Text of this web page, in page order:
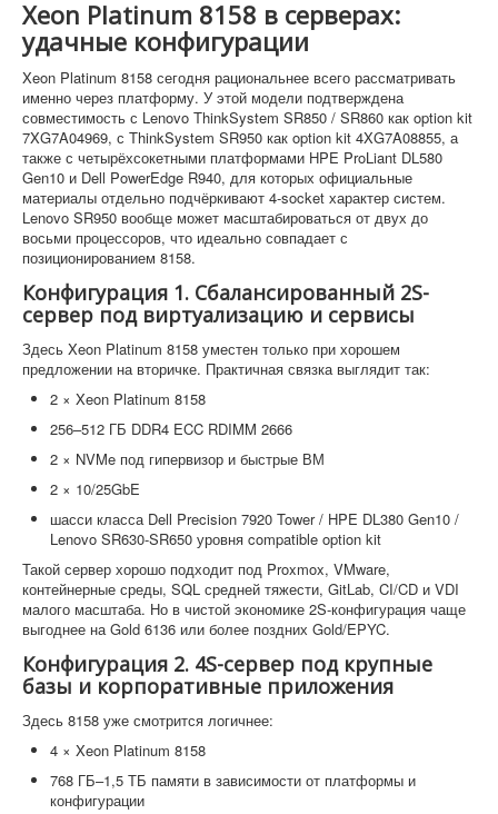
Xeon Platinum 8158 в серверах:
удачные конфигурации
Xeon Platinum 8158 сегодня рациональнее всего рассматривать
именно через платформу. У этой модели подтверждена
совместимость с Lenovo ThinkSystem SR850 / SR860 как option kit
7XG7A04969, с ThinkSystem SR950 как option kit 4XG7A08855, а
также с четырёхсокетными платформами HPE ProLiant DL580
Gen10 и Dell PowerEdge R940, для которых официальные
материалы отдельно подчёркивают 4-socket характер систем.
Lenovo SR950 вообще может масштабироваться от двух до
восьми процессоров, что идеально совпадает с
позиционированием 8158.
Конфигурация 1. Сбалансированный 2S-
сервер под виртуализацию и сервисы
Здесь Xeon Platinum 8158 уместен только при хорошем
предложении на вторичке. Практичная связка выглядит так:
2 × Xeon Platinum 8158
256–512 ГБ DDR4 ECC RDIMM 2666
2 × NVMe под гипервизор и быстрые ВМ
2 × 10/25GbE
шасси класса Dell Precision 7920 Tower / HPE DL380 Gen10 /
Lenovo SR630-SR650 уровня compatible option kit
Такой сервер хорошо подходит под Proxmox, VMware,
контейнерные среды, SQL средней тяжести, GitLab, CI/CD и VDI
малого масштаба. Но в чистой экономике 2S-конфигурация чаще
выгоднее на Gold 6136 или более поздних Gold/EPYC.
Конфигурация 2. 4S-сервер под крупные
базы и корпоративные приложения
Здесь 8158 уже смотрится логичнее:
4 × Xeon Platinum 8158
768 ГБ–1,5 ТБ памяти в зависимости от платформы и
конфигурации